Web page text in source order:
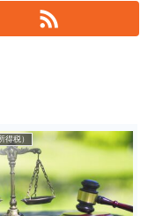
得税）